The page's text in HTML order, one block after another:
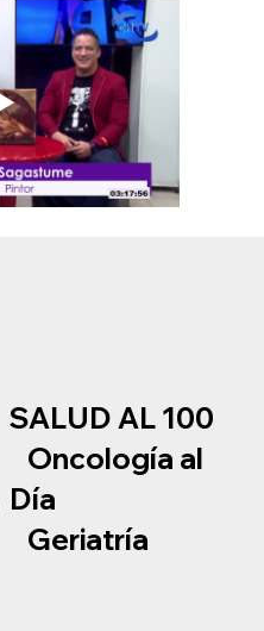
SALUD AL 100
Oncología al
Día
Geriatría